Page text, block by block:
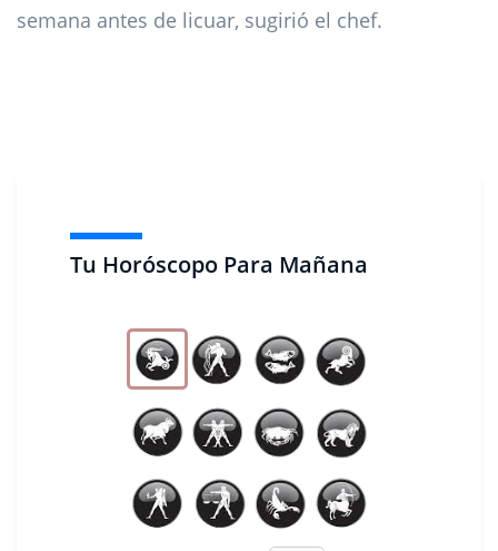
Tu Horóscopo Para Mañana
semana antes de licuar, sugirió el chef.